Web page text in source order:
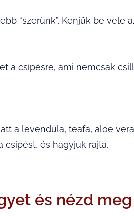
“szerünk”. Kenjük be vele
a csípésre, ami nemcsak
a levendula, teafa, aloe
és hagyjuk rajta.
és nézd